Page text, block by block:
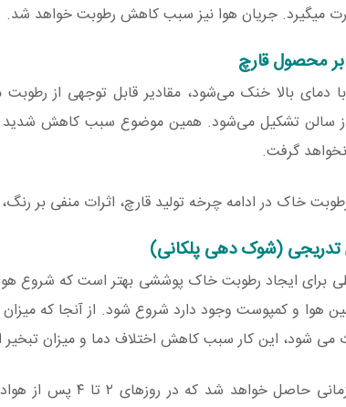
میگیرد. جریان هوا نیز سبب کاهش رطوبت خواهد شد.
بر محصول قارچ
دمای بالا خنک می‌شود، مقادیر قابل توجهی از
سالن تشکیل می‌شود. همین موضوع سبب کاهش
گرفت.
خاک در ادامه چرخه تولید قارچ، اثرات منفی بر
(شوک دهی پلکانی)
شود، این کار سبب کاهش اختلاف دما و میزان تبخیر